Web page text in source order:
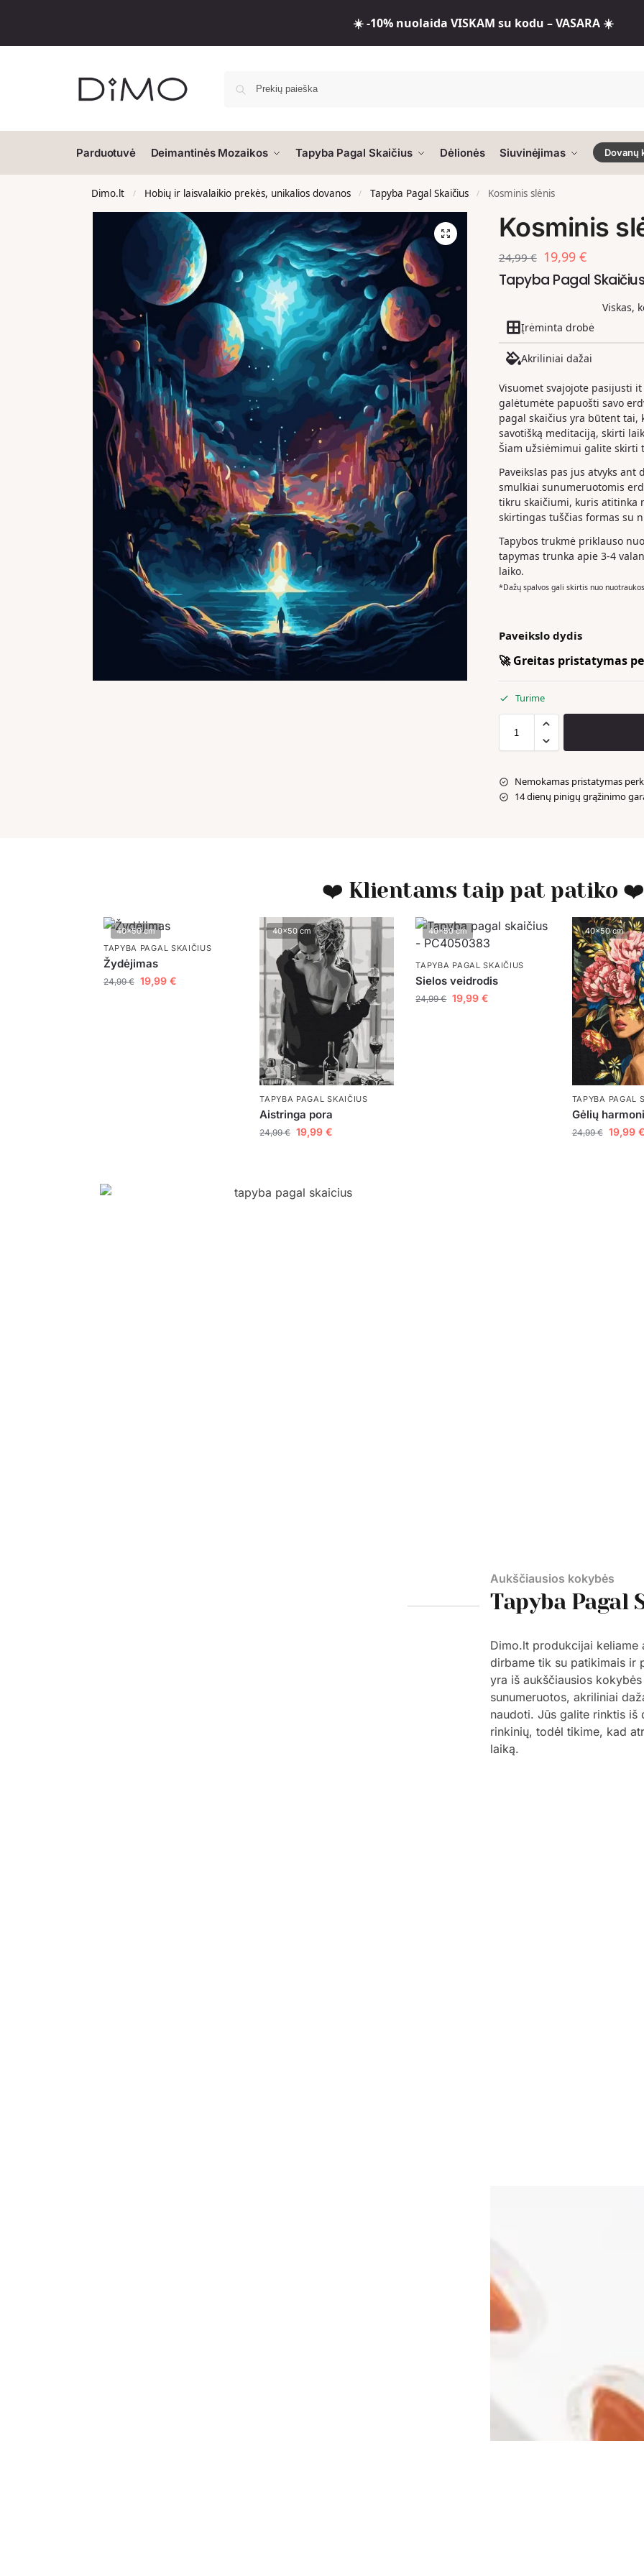
☀️ -10% nuolaida VISKAM su kodu – VASARA ☀️
Parduotuvė Deimantinės Mozaikos Tapyba Pagal Skaičius Dėlionės Siuvinėjimas Dovanų
Dimo.lt / Hobių ir laisvalaikio prekės, unikalios dovanos / Tapyba Pagal Skaičius / Kosminis slėnis
Kosminis
24,99€ 19,99 €
Tapyba Pagal
Viskas,
Įrėminta drobė
Akriliniai dažai
Visuomet svajojote pasijusti
galėtumėte papuošti savo
pagal skaičius yra būtent tai,
savotišką meditaciją, skirti
Šiam užsiėmimui galite skirti
Paveikslas pas jus atvyks
smulkiai sunumeruotomis
tikru skaičiumi, kuris atitinka
skirtingas tuščias formas su
Tapybos trukmė priklauso
tapymas trunka apie 3-4
laiko.
*Dažų spalvos gali skirtis nuo nuotraukos
Paveikslo dydis
🚀 Greitas pristatymas
Turime
Nemokamas pristatymas
14 dienų pinigų grąžinimo
❤️ Klientams taip pat patiko ❤️
40x50 cm
TAPYBA PAGAL SKAIČIUS
Žydėjimas
24,99€ 19,99 €
40x50 cm
TAPYBA PAGAL SKAIČIUS
Aistringa pora
24,99€ 19,99€
40x50 cm
TAPYBA PAGAL SKAIČIUS
Sielos veidrodis
24,99€ 19,99€
40x50 cm
TAPYBA PAGAL
Gėlių
24,99€ 19,99 €
Aukščiausios kokybės
Tapyba Pagal
Dimo.lt produkcijai keliame
dirbame tik su patikimais ir
yra iš aukščiausios
sunumeruotos, akriliniai
naudoti. Jūs galite rinktis
rinkinių, todėl tikime, kad
laiką.